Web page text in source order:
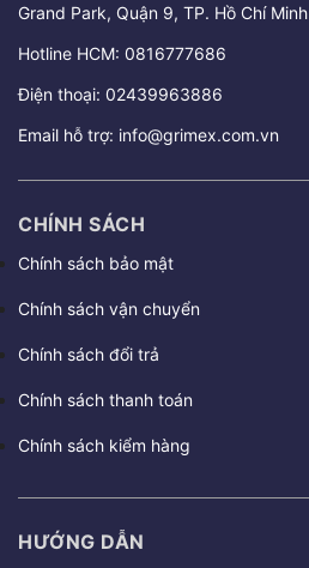
Grand Park, Quận 9, TP. Hồ Chí Minh
Hotline HCM: 0816777686
Điện thoại: 02439963886
Email hỗ trợ: info@grimex.com.vn
CHÍNH SÁCH
Chính sách bảo mật
Chính sách vận chuyển
Chính sách đổi trả
Chính sách thanh toán
Chính sách kiểm hàng
HƯỚNG DẪN